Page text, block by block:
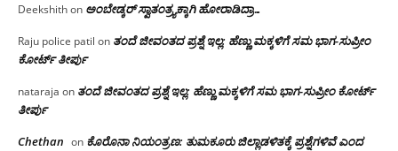
Deekshithon ಅಂಬೇಡ್ಕರ್ ಸ್ವಾತಂತ್ರ್ಯಕ್ಕಾಗಿ ಹೋರಾಡಿದ್ರಾ…
Raju police patil on ತಂದೆ ಜೀವಂತದ ಪ್ರಶ್ನೆ ಇಲ್ಲ: ಹೆಣ್ಣು ಮಕ್ಕಳಿಗೆ ಸಮ ಭಾಗ-ಸುಪ್ರೀಂ
ಕೋರ್ಟ್ ತೀರ್ಪು
nataraja on ತಂದೆ ಜೀವಂತದ ಪ್ರಶ್ನೆ ಇಲ್ಲ: ಹೆಣ್ಣು ಮಕ್ಕಳಿಗೆ ಸಮ ಭಾಗ-ಸುಪ್ರೀಂ ಕೋರ್ಟ್
ತೀರ್ಪು
Chethan on ಕೊರೊನಾ ನಿಯಂತ್ರಣ: ತುಮಕೂರು ಜಿಲ್ಲಾಡಳಿತಕ್ಕೆ ಪ್ರಶ್ನೆಗಳಿವೆ ಎಂದ